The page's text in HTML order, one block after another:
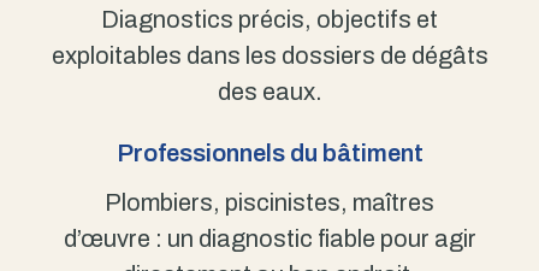
Diagnostics précis, objectifs et
exploitables dans les dossiers de dégâts
des eaux.
Professionnels du bâtiment
Plombiers, piscinistes, maîtres
d’œuvre : un diagnostic fiable pour agir